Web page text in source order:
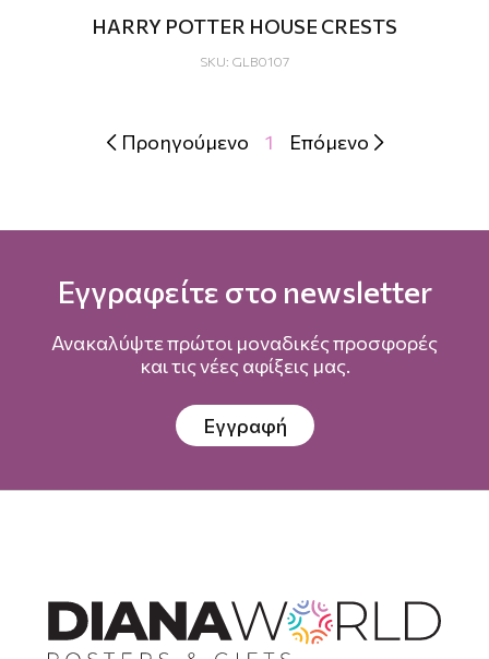
HARRY POTTER HOUSE CRESTS
SKU: GLB0107
 Προηγούμενο 1 Επόμενο 
Εγγραφείτε στο newsletter
Ανακαλύψτε πρώτοι μοναδικές προσφορές
και τις νέες αφίξεις μας.
Εγγραφή